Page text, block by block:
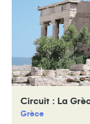
Circuit : La
Grèce